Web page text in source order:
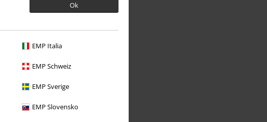
Ok
EMP Italia
EMP Schweiz
EMP Sverige
EMP Slovensko